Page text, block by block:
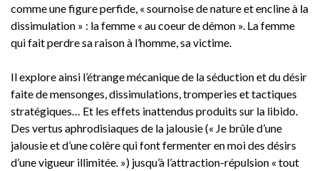
comme une figure perfide, « sournoise de nature et encline à la
dissimulation » : la femme « au coeur de démon ». La femme
qui fait perdre sa raison à l’homme, sa victime.
Il explore ainsi l’étrange mécanique de la séduction et du désir
faite de mensonges, dissimulations, tromperies et tactiques
stratégiques… Et les effets inattendus produits sur la libido.
Des vertus aphrodisiaques de la jalousie (« Je brûle d’une
jalousie et d’une colère qui font fermenter en moi des désirs
d’une vigueur illimitée. ») jusqu’à l’attraction-répulsion « tout